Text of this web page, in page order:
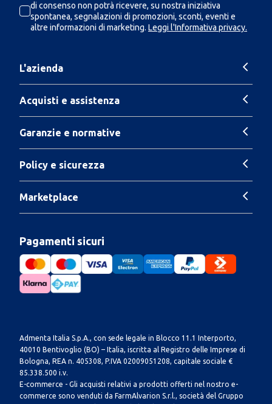
di consenso non potrà ricevere, su nostra iniziativa
spontanea, segnalazioni di promozioni, sconti, eventi e
altre informazioni di marketing. Leggi l'Informativa privacy.
L'azienda
Acquisti e assistenza
Garanzie e normative
Policy e sicurezza
Marketplace
Pagamenti sicuri
Admenta Italia S.p.A., con sede legale in Blocco 11.1 Interporto,
40010 Bentivoglio (BO) – Italia, iscritta al Registro delle Imprese di
Bologna, REA n. 405308, P.IVA 02009051208, capitale sociale €
85.338.500 i.v.
E-commerce - Gli acquisti relativi a prodotti offerti nel nostro e-
commerce sono venduti da FarmAlvarion S.r.l., società del Gruppo